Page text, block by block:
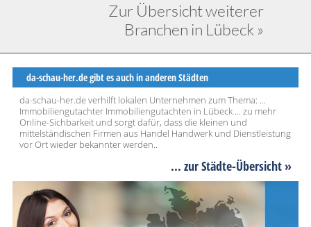
Zur Übersicht weiterer
Branchen in Lübeck »
da-schau-her.de gibt es auch in anderen Städten
da-schau-her.de verhilft lokalen Unternehmen zum Thema: ...
Immobiliengutachter Immobiliengutachten in Lübeck ... zu mehr
Online-Sichbarkeit und sorgt dafür, dass die kleinen und
mittelständischen Firmen aus Handel Handwerk und Dienstleistung
vor Ort wieder bekannter werden..
... zur Städte-Übersicht »